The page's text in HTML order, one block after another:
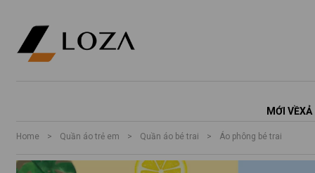
MỚI VỀXẢ
Home > Quần áo trẻ em > Quần áo bé trai > Áo phông bé trai